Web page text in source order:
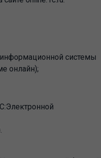
системы
онлайн);